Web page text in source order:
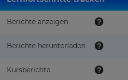
Berichte anzeigen
Berichte herunterladen
Kursberichte
innerhalb
der
Kahoot!
site.
Cancel
Settings